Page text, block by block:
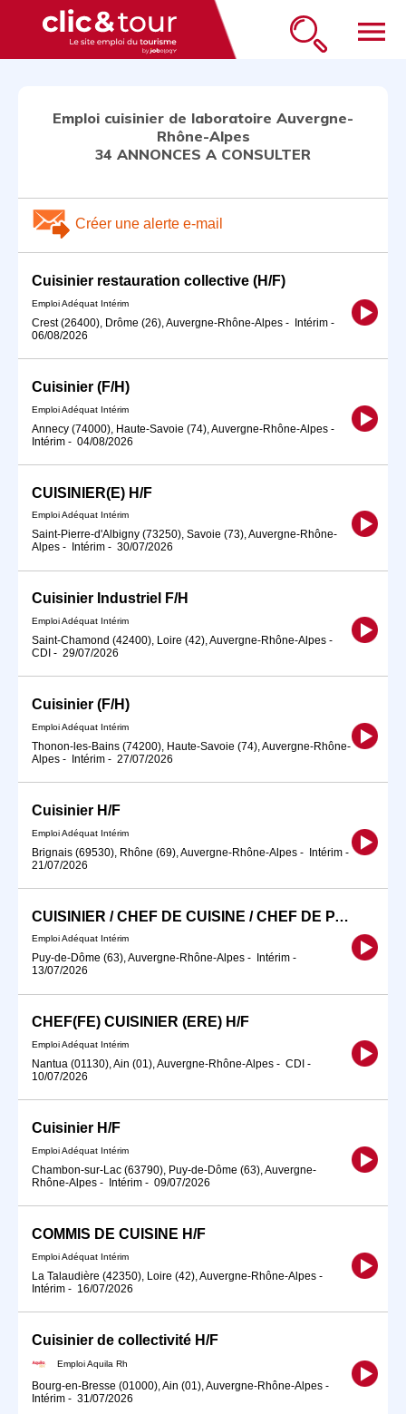
menu
Emploi cuisinier de laboratoire Auvergne-
Rhône-Alpes
34 ANNONCES A CONSULTER
Créer une alerte e-mail
Cuisinier restauration collective (H/F)
Emploi Adéquat Intérim
Crest (26400), Drôme (26), Auvergne-Rhône-Alpes - Intérim -
06/08/2026
Cuisinier (F/H)
Emploi Adéquat Intérim
Annecy (74000), Haute-Savoie (74), Auvergne-Rhône-Alpes -
Intérim - 04/08/2026
CUISINIER(E) H/F
Emploi Adéquat Intérim
Saint-Pierre-d'Albigny (73250), Savoie (73), Auvergne-Rhône-
Alpes - Intérim - 30/07/2026
Cuisinier Industriel F/H
Emploi Adéquat Intérim
Saint-Chamond (42400), Loire (42), Auvergne-Rhône-Alpes -
CDI - 29/07/2026
Cuisinier (F/H)
Emploi Adéquat Intérim
Thonon-les-Bains (74200), Haute-Savoie (74), Auvergne-Rhône-
Alpes - Intérim - 27/07/2026
Cuisinier H/F
Emploi Adéquat Intérim
Brignais (69530), Rhône (69), Auvergne-Rhône-Alpes - Intérim -
21/07/2026
CUISINIER / CHEF DE CUISINE / CHEF DE PARTIE H/F
Emploi Adéquat Intérim
Puy-de-Dôme (63), Auvergne-Rhône-Alpes - Intérim -
13/07/2026
CHEF(FE) CUISINIER (ERE) H/F
Emploi Adéquat Intérim
Nantua (01130), Ain (01), Auvergne-Rhône-Alpes - CDI -
10/07/2026
Cuisinier H/F
Emploi Adéquat Intérim
Chambon-sur-Lac (63790), Puy-de-Dôme (63), Auvergne-
Rhône-Alpes - Intérim - 09/07/2026
COMMIS DE CUISINE H/F
Emploi Adéquat Intérim
La Talaudière (42350), Loire (42), Auvergne-Rhône-Alpes -
Intérim - 16/07/2026
Cuisinier de collectivité H/F
Emploi Aquila Rh
Bourg-en-Bresse (01000), Ain (01), Auvergne-Rhône-Alpes -
Intérim - 31/07/2026